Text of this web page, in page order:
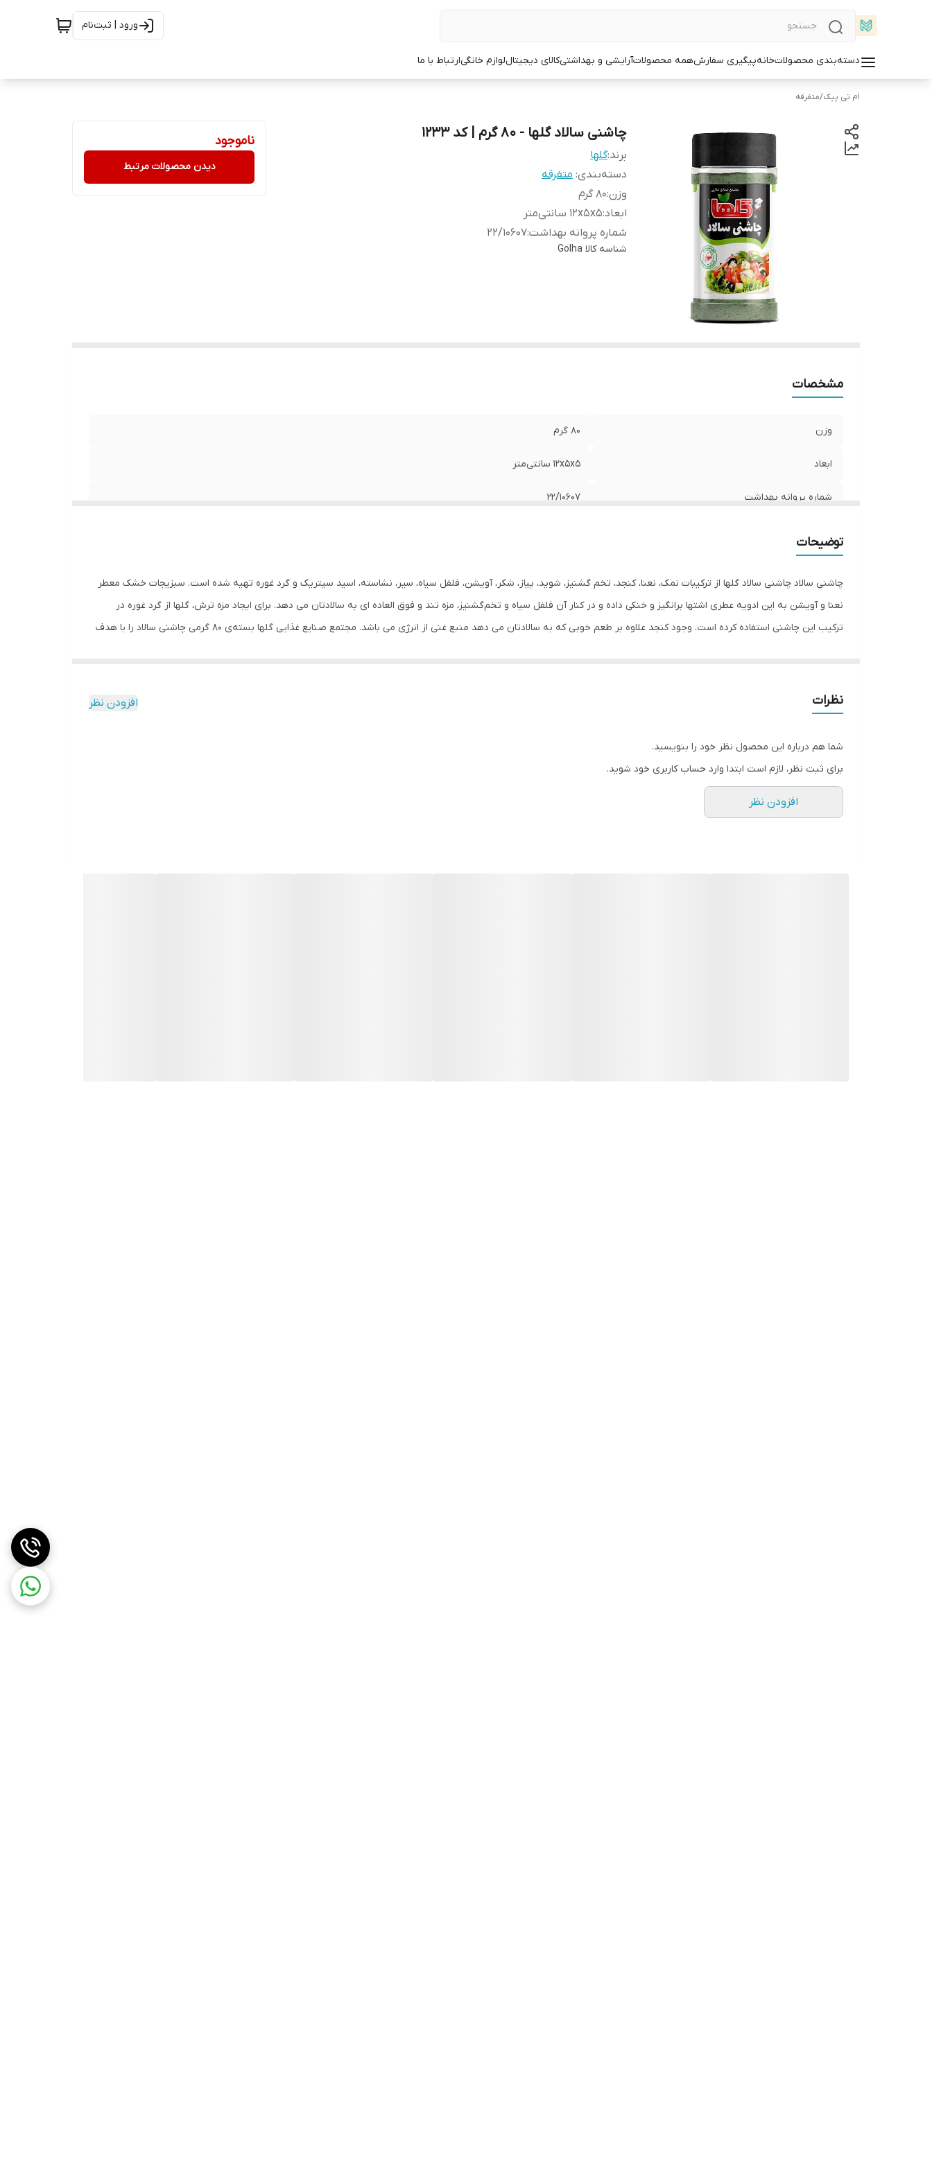
ورود | ثبت‌نام
دسته‌بندی محصولاتخانهپیگیری سفارشهمه محصولاتآرایشی و بهداشتیکالای دیجیتاللوازم خانگیارتباط با ما
ام تی پیک/متفرقه
چاشنی سالاد گلها - 80 گرم | کد 1233
برند:گلها
دسته‌بندی: متفرقه
وزن:80 گرم
ابعاد:۱۲x۵x۵ سانتی‌متر
شماره پروانه بهداشت:۲۲/۱۰۶۰۷
شناسه کالا Golha
ناموجود
دیدن محصولات مرتبط
مشخصات
وزن 80 گرم
ابعاد ۱۲x۵x۵ سانتی‌متر
شماره پروانه بهداشت ۲۲/۱۰۶۰۷
توضیحات
چاشنی سالاد چاشنی سالاد گلها از ترکیبات نمک، نعنا، کنجد، تخم گشنیز، شوید، پیاز، شکر، آویشن، فلفل سیاه، سیر، نشاسته، اسید سیتریک و گرد غوره تهیه شده است. سبزیجات خشک معطر
نعنا و آویشن به این ادویه عطری اشتها برانگیز و خنکی داده و در کنار آن فلفل سیاه و تخم‌گشنیز، مزه تند و فوق العاده ای به سالادتان می دهد. برای ایجاد مزه ترش، گلها از گرد غوره در
ترکیب این چاشنی استفاده کرده است. وجود کنجد علاوه بر طعم خوبی که به سالادتان می دهد منبع غنی از انرژی می باشد. مجتمع صنایع غذایی گلها بسته‌ی 80 گرمی چاشنی سالاد را با هدف
تصمیم گرفته اید بیشتر از گیاهان استفاده کنید، سالاد در برنامه غذایتان نقش مهمی را ایفا خواهد کرد. در این بین بسیار مهم است که سالادتان مزه خوبی داشته باشد، خب طبیعتا فکرتان به
سمت انواع سس ها متمایل می شود. اما می دانید که سس ها کالری بسیار بالایی دارند و عمدتا از چربی تشکیل شده‌اند. بنابراین تمامی زحماتتان با استفاده ازین سس ها از بین می رود. پس
نظرات افزودن نظر
شما هم درباره این محصول نظر خود را بنویسید.
برای ثبت نظر، لازم است ابتدا وارد حساب کاربری خود شوید.
افزودن نظر